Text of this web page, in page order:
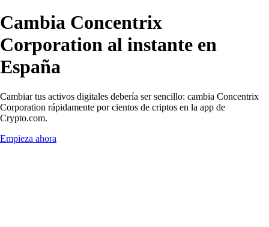
Cambia Concentrix
Corporation al instante en
España
Cambiar tus activos digitales debería ser sencillo: cambia Concentrix
Corporation rápidamente por cientos de criptos en la app de
Crypto.com.
Empieza ahora